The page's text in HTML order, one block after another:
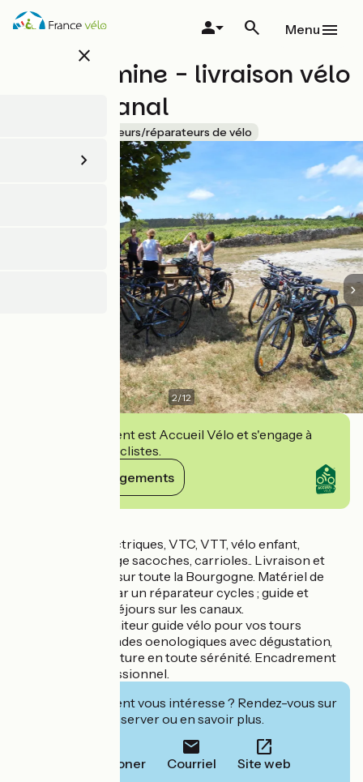
Aller
au
close
Menu
Vélovitamine - livraison vélo
/dépôt canal
Loueurs/réparateurs de vélo
2/12
Cet établissement est Accueil Vélo et s'engage à
accueillir des cyclistes.
Voir ses engagements
Location vélo électriques, VTC, VTT, vélo enfant,
équipement voyage sacoches, carrioles.. Livraison et
remorquage vélo sur toute la Bourgogne. Matériel de
qualité et révisé par un réparateur cycles ; guide et
conseils sur vos séjours sur les canaux.
Mais aussi un moniteur guide vélo pour vos tours
encadrés, vos balades oenologiques avec dégustation,
vos échappées nature en toute sérénité. Encadrement
convivial et professionnel.
Cet établissement vous intéresse ? Rendez-vous sur
leur site pour réserver ou en savoir plus.
Téléphoner Courriel Site web